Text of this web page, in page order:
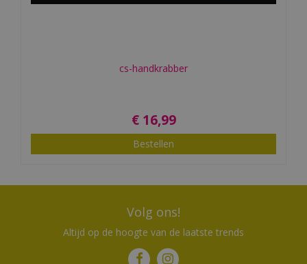
cs-handkrabber
€ 16,99
Bestellen
Volg ons!
Altijd op de hoogte van de laatste trends